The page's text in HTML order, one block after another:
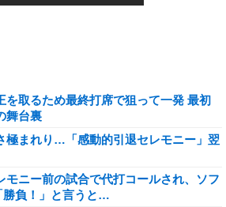
を取るため最終打席で狙って一発 最初
舞台裏
極まれり…「感動的引退セレモニー」翌
モニー前の試合で代打コールされ、ソフ
勝負！」と言うと…